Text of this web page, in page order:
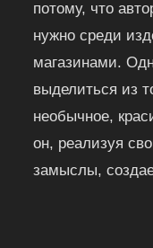
потому, что
нужно среди
магазинами.
выделиться из
необычное,
он, реализуя
замыслы,